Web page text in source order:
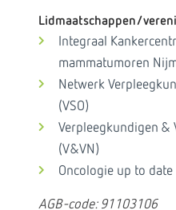
Lidmaatschappen/
Integraal
mammatumoren
Netwerk
(VSO)
Verpleegkundigen &
(V&VN)
Oncologie up to date
AGB-code: 91103106